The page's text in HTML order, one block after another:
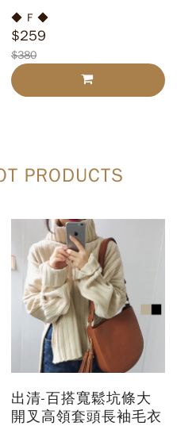
◆ F ◆
$259
$380
PRODUCTS
出清-百搭寬鬆坑條大
開叉高領套頭長袖毛衣